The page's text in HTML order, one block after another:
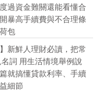
過資金難關還能看懂合
暴高手續費與不合理條
包
】新鮮人理財必讀，把常
名詞 用生活情境舉例說
就搞懂貸款利率、手續
細節